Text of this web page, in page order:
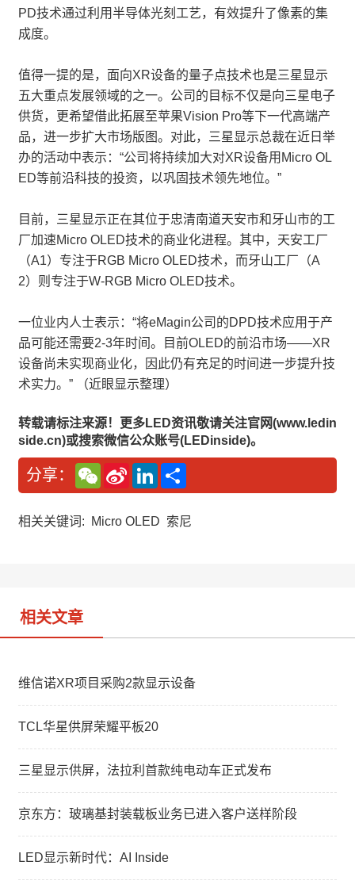
PD技术通过利用半导体光刻工艺，有效提升了像素的集
成度。
值得一提的是，面向XR设备的量子点技术也是三星显示
五大重点发展领域的之一。公司的目标不仅是向三星电子
供货，更希望借此拓展至苹果Vision Pro等下一代高端产
品，进一步扩大市场版图。对此，三星显示总裁在近日举
办的活动中表示：“公司将持续加大对XR设备用Micro OL
ED等前沿科技的投资，以巩固技术领先地位。”
目前，三星显示正在其位于忠清南道天安市和牙山市的工
厂加速Micro OLED技术的商业化进程。其中，天安工厂
（A1）专注于RGB Micro OLED技术，而牙山工厂（A
2）则专注于W-RGB Micro OLED技术。
一位业内人士表示：“将eMagin公司的DPD技术应用于产
品可能还需要2-3年时间。目前OLED的前沿市场——XR
设备尚未实现商业化，因此仍有充足的时间进一步提升技
术实力。” （近眼显示整理）
转载请标注来源！更多LED资讯敬请关注官网(www.ledin
side.cn)或搜索微信公众账号(LEDinside)。
分享：
W
e
C
a
S
n
W
L
n
e
相关关键词: Micro OLED 索尼
相关文章
维信诺XR项目采购2款显示设备
TCL华星供屏荣耀平板20
三星显示供屏，法拉利首款纯电动车正式发布
京东方：玻璃基封装载板业务已进入客户送样阶段
LED显示新时代：AI Inside